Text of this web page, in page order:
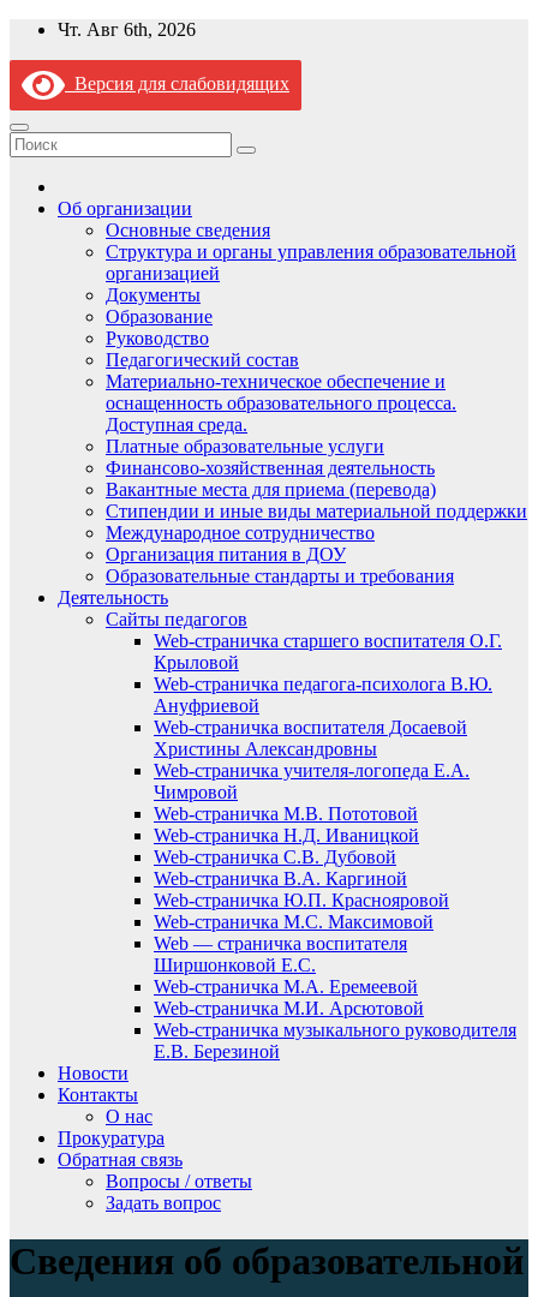
Перейти
содержимому
Чт. Авг 6th, 2026
Версия для слабовидящих
Об организации
Основные сведения
Структура и органы управления образовательной
организацией
Документы
Образование
Руководство
Педагогический состав
Материально-техническое обеспечение и
оснащенность образовательного процесса.
Доступная среда.
Платные образовательные услуги
Финансово-хозяйственная деятельность
Вакантные места для приема (перевода)
Стипендии и иные виды материальной поддержки
Международное сотрудничество
Организация питания в ДОУ
Образовательные стандарты и требования
Деятельность
Сайты педагогов
Web-страничка старшего воспитателя О.Г.
Крыловой
Web-страничка педагога-психолога В.Ю.
Ануфриевой
Web-страничка воспитателя Досаевой
Христины Александровны
Web-страничка учителя-логопеда Е.А.
Чимровой
Web-страничка М.В. Пототовой
Web-страничка Н.Д. Иваницкой
Web-страничка С.В. Дубовой
Web-страничка В.А. Каргиной
Web-страничка Ю.П. Краснояровой
Web-страничка М.С. Максимовой
Web — страничка воспитателя
Ширшонковой Е.С.
Web-страничка М.А. Еремеевой
Web-страничка М.И. Арсютовой
Web-страничка музыкального руководителя
Е.В. Березиной
Новости
Контакты
О нас
Прокуратура
Обратная связь
Вопросы / ответы
Задать вопрос
Сведения об образовательной